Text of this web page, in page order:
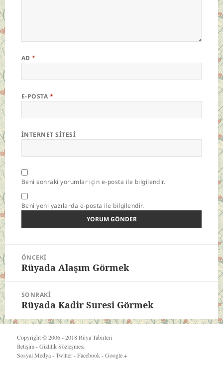
AD*
E-POSTA *
İNTERNET SITESI
Beni sonraki yorumlar için e-posta ile bilgilendir.
Beni yeni yazılarda e-posta ile bilgilendir.
Yazı
gezinmesi
ÖNCEKI
Önceki
Rüyada Alaşım Görmek
SONRAKI
Sonraki
yazı:
Rüyada Kadir Suresi Görmek
Copyright © 2006 - 2018Rüya Tabirleri
İletişim-Gizlilik Sözleşmesi
Sosyal Medya -Twitter-Facebook-Google +